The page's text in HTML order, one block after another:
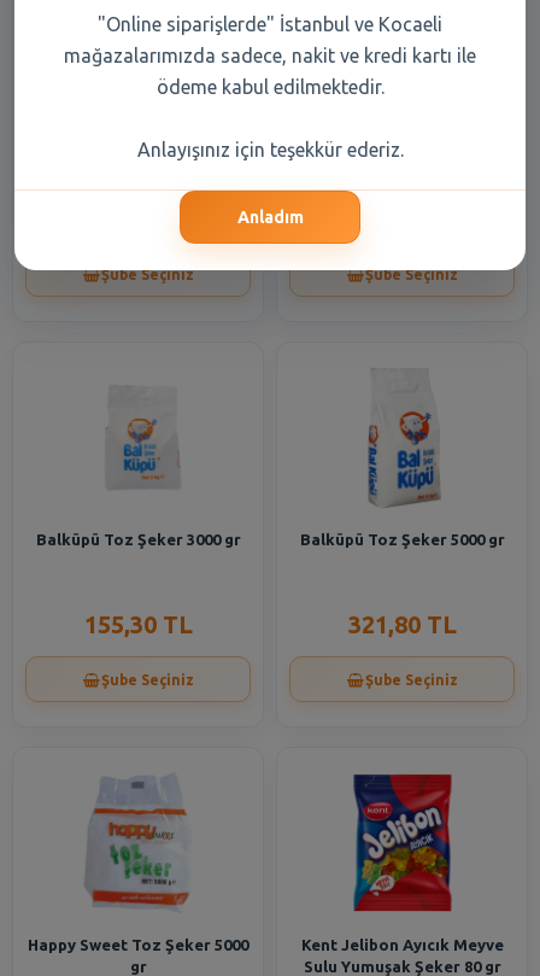
Şube Seçiniz
gr
Şube Seçiniz
Balküpü Toz Şeker 3000 gr
155,30 TL
Şube Seçiniz
Balküpü Toz Şeker 5000 gr
321,80 TL
Şube Seçiniz
Happy Sweet Toz Şeker 5000
gr
Kent Jelibon Ayıcık Meyve
Sulu Yumuşak Şeker 80 gr
"Online siparişlerde" İstanbul ve Kocaeli
mağazalarımızda sadece, nakit ve kredi kartı ile
ödeme kabul edilmektedir.
Anlayışınız için teşekkür ederiz.
Anladım